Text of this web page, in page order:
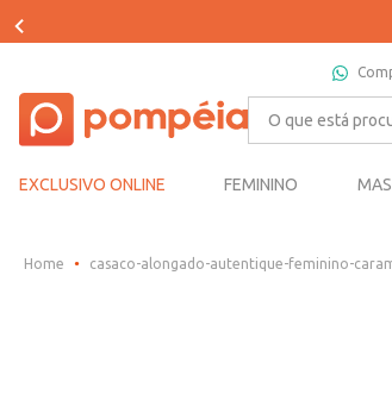
O que está
EXCLUSIVO ONLINE FEMININO
casaco-alongado-autentique-feminino-